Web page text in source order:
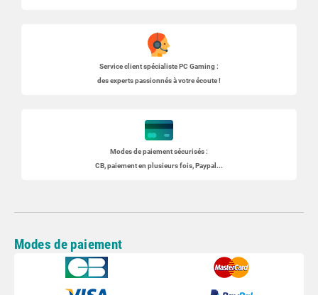
Service client spécialistePC Gaming:
des experts passionnés à votre écoute !
Modes de paiement sécurisés :
CB, paiement en plusieurs fois, Paypal...
Modes de paiement